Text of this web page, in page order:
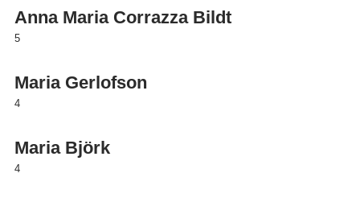
Anna Maria Corrazza Bildt
5
Maria Gerlofson
4
Maria Björk
4